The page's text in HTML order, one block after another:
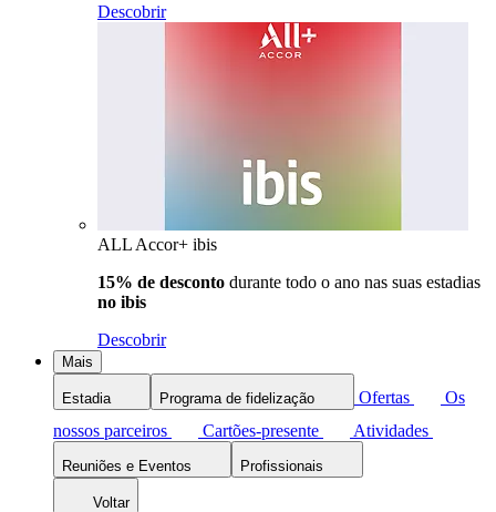
Descobrir
ALL Accor+ ibis
15% de desconto durante todo o ano nas suas estadias
no ibis
Descobrir
Mais
Estadia Programa de fidelização Ofertas
Os
nossos parceiros
Cartões-presente Atividades
Reuniões e Eventos Profissionais
Voltar